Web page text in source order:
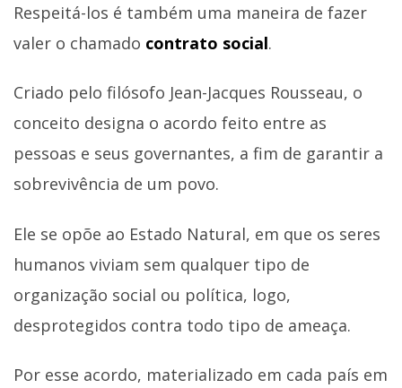
Respeitá-los é também uma maneira de fazer
valer o chamado contrato social.
Criado pelo filósofo Jean-Jacques Rousseau, o
conceito designa o acordo feito entre as
pessoas e seus governantes, a fim de garantir a
sobrevivência de um povo.
Ele se opõe ao Estado Natural, em que os seres
humanos viviam sem qualquer tipo de
organização social ou política, logo,
desprotegidos contra todo tipo de ameaça.
Por esse acordo, materializado em cada país em